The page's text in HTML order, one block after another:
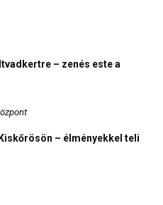
– zenés este a
– élményekkel teli